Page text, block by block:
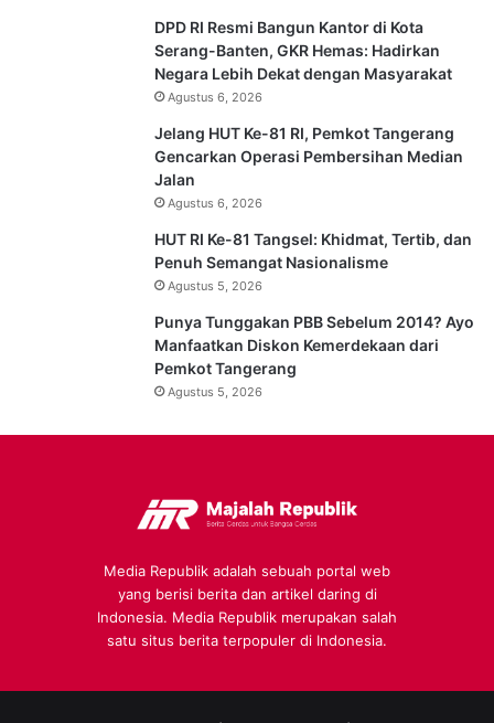
DPD RI Resmi Bangun Kantor di Kota
Serang-Banten, GKR Hemas: Hadirkan
Negara Lebih Dekat dengan Masyarakat
Agustus 6, 2026
Jelang HUT Ke-81 RI, Pemkot Tangerang
Gencarkan Operasi Pembersihan Median
Jalan
Agustus 6, 2026
HUT RI Ke-81 Tangsel: Khidmat, Tertib, dan
Penuh Semangat Nasionalisme
Agustus 5, 2026
Punya Tunggakan PBB Sebelum 2014? Ayo
Manfaatkan Diskon Kemerdekaan dari
Pemkot Tangerang
Agustus 5, 2026
Media Republik adalah sebuah portal web
yang berisi berita dan artikel daring di
Indonesia. Media Republik merupakan salah
satu situs berita terpopuler di Indonesia.